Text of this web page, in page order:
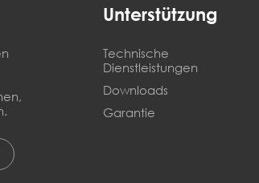
Unterstützung
Technische
Dienstleistungen
Downloads
Garantie